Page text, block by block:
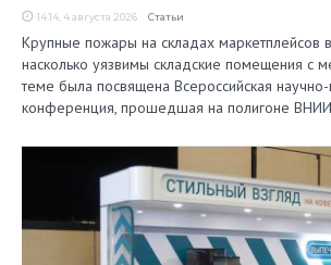
14:14, 4 августа 2026 Статьи
Крупные пожары на складах маркетплейсов
насколько уязвимы складские помещения с
теме была посвящена Всероссийская научно-
конференция, прошедшая на полигоне